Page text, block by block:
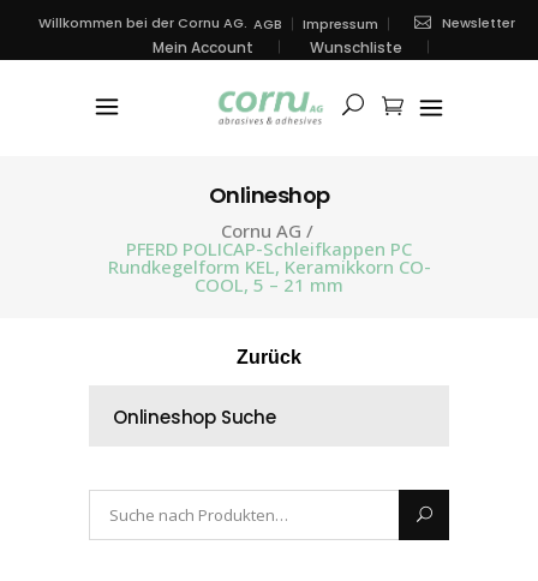
Willkommen bei der Cornu AG. AGB Impressum Newsletter
Mein Account Wunschliste
Onlineshop
Cornu AG /
PFERD POLICAP-Schleifkappen PC
Rundkegelform KEL, Keramikkorn CO-
COOL, 5 – 21 mm
Zurück
Onlineshop Suche